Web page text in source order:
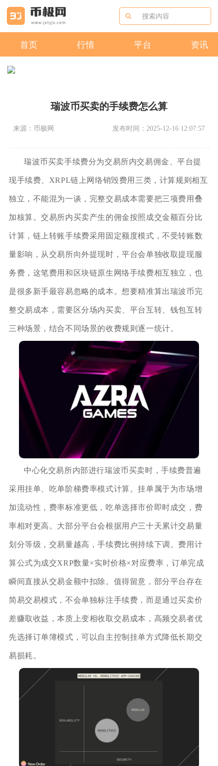
首页 行情 平台 资讯
瑞波币买卖的手续费怎么算
来源：币极网 发布时间：2025-12-16 12:07:57
瑞波币买卖手续费分为交易所内交易佣金、平台提
现手续费、XRPL链上网络销毁费用三类，计算规则相互
独立，不能混为一谈，完整交易成本需要把三项费用叠
加核算。交易所内买卖产生的佣金按照成交金额百分比
计算，链上转账手续费采用固定额度模式，不受转账数
量影响，从交易所向外提现时，平台会单独收取提现服
务费，这笔费用和区块链原生网络手续费相互独立，也
是很多新手最容易忽略的成本。想要精准算出瑞波币完
整交易成本，需要区分场内买卖、平台互转、钱包互转
三种场景，结合不同场景的收费规则逐一统计。
中心化交易所内部进行瑞波币买卖时，手续费普遍
采用挂单、吃单阶梯费率模式计算。挂单属于为市场增
加流动性，费率标准更低，吃单选择市价即时成交，费
率相对更高。大部分平台会根据用户三十天累计交易量
划分等级，交易量越高，手续费比例持续下调。费用计
算公式为成交XRP数量×实时价格×对应费率，订单完成
瞬间直接从交易金额中扣除。值得留意，部分平台存在
简易交易模式，不会单独标注手续费，而是通过买卖价
差赚取收益，本质上变相收取交易成本，高频交易者优
先选择订单簿模式，可以自主控制挂单方式降低长期交
易损耗。